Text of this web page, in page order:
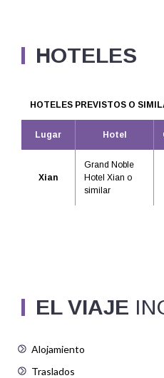
HOTELES
HOTELES PREVISTOS O
Lugar Hotel
Xian
Grand Noble
Hotel Xian o
similar
EL VIAJE
Alojamiento
Traslados